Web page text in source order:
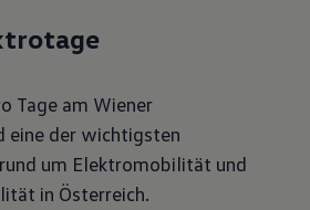
Tage am Wiener
eine der wichtigsten
um Elektromobilität und
in Österreich.